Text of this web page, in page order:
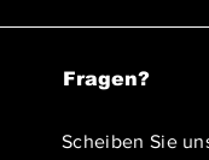
Fragen?
Scheiben Sie